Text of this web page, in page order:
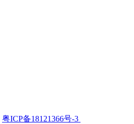
粤ICP备18121366号-3